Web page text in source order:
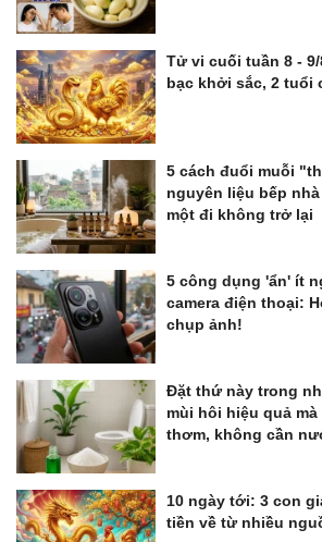
Tử vi cuối tuần 8 -
bạc khởi sắc, 2 tuổi
5 cách đuổi muỗi
nguyên liệu bếp
một đi không trở lại
5 công dụng 'ẩn' ít
camera điện thoại:
chụp ảnh!
Đặt thứ này trong
mùi hôi hiệu quả
thơm, không cần
10 ngày tới: 3 con
tiền về từ nhiều